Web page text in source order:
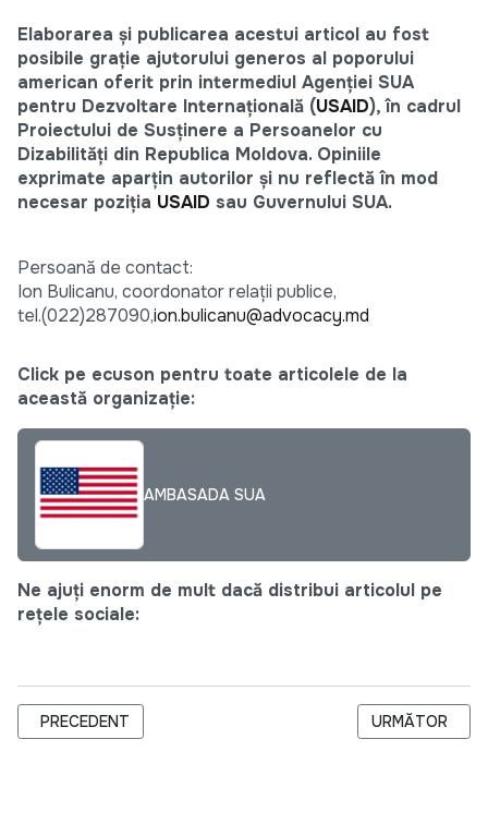
Elaborarea şi publicarea acestui articol au fost
posibile graţie ajutorului generos al poporului
american oferit prin intermediul Agenţiei SUA
pentru Dezvoltare Internaţională (USAID), în cadrul
Proiectului de Susţinere a Persoanelor cu
Dizabilităţi din Republica Moldova. Opiniile
exprimate aparţin autorilor şi nu reflectă în mod
necesar poziţia USAID sau Guvernului SUA.
Persoană de contact:
Ion Bulicanu, coordonator relaţii publice,
tel.(022)287090,ion.bulicanu@advocacy.md
Click pe ecuson pentru toate articolele de la
această organizație:
AMBASADA SUA
Ne ajuți enorm de mult dacă distribui articolul pe
rețele sociale:
ARTICOL PRECEDENT: PLĂCUȚE CU MESAJUL ”IUBEȘTE-ȚI
PRECEDENT ARTICOLUL
URMĂTOR